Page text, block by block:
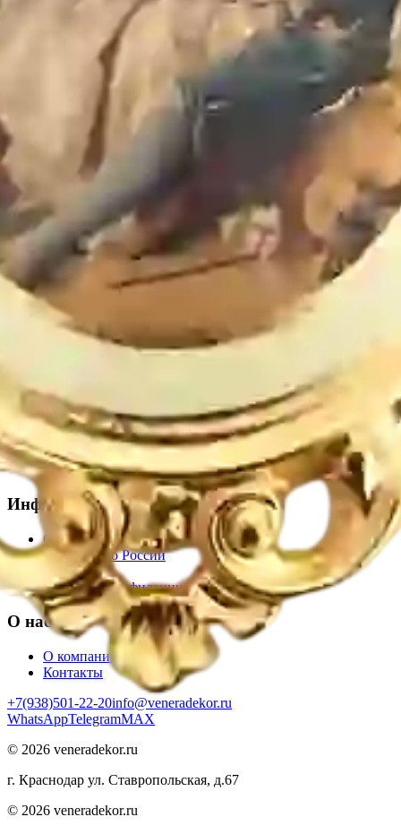
В центре — живописная сцена в духе галантных сюжетов:
дама в пышном платье и кавалер в парадном костюме
запечатлены в непринуждённом, почти театральном моменте.
Тёплая пастельная палитра, плавные линии драпировок и
деликатная проработка лиц отсылают к стилистике Франсуа
Буше. Изделие служит самодостаточным арт‑объектом либо
гармоничным дополнением к другим предметам коллекции
Bruno Costenaro. Для сохранения безупречного вида
достаточно протирать поверхность сухой мягкой тканью,
избегая контакта с влагой и абразивными средствами.
Подписывайтесь!
Узнавайте свежую информацию о скидках и акциях первым.
Подписаться
Подписываясь на рассылку, Вы соглашаетесь на обработку данных
в соответствии с ФЗ РФ от 27.07.2006, №152 ФЗ "О персональных
Для подписки необходимо принять условия соглашения
Каталог
Коллекция BOUCHER
Коллекция WHITE GOLD
Коллекция SHELLS
Все товары
Информация
Оплата
Доставка по России
Возврат
Политика конфиденциальности
О нас
О компании
Контакты
+7(938)501-22-20info@veneradekor.ru
WhatsAppTelegramMAX
© 2026 veneradekor.ru
г. Краснодар ул. Ставропольская, д.67
© 2026 veneradekor.ru